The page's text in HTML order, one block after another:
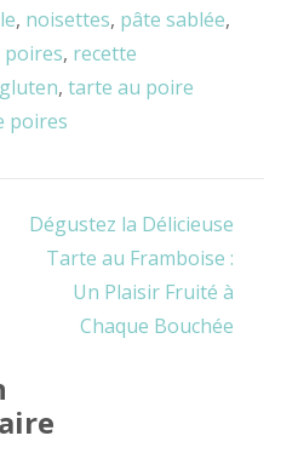
, noisettes, pâte sablée,
poires, recette
, tarte au poire
poires
Dégustez la Délicieuse
Tarte au Framboise :
Un Plaisir Fruité à
Chaque Bouchée